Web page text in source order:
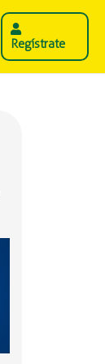
Regístrate